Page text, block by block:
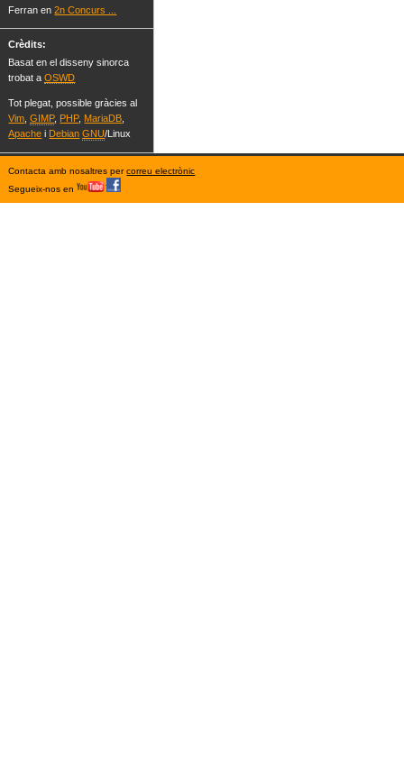
Ferran en2n Concurs ...
Crèdits:
Basat en el disseny sinorca
trobat aOSWD
Tot plegat, possible gràcies al
Vim ,GIMP, PHP, MariaDB
Apache i Debian GNU/Linux
Contacta amb nosaltres percorreu electrònic
Segueix-nos en